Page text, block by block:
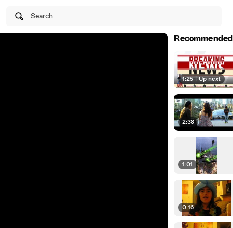
Search
Recommended
1:25 | Up next
2:38
1:01
0:16